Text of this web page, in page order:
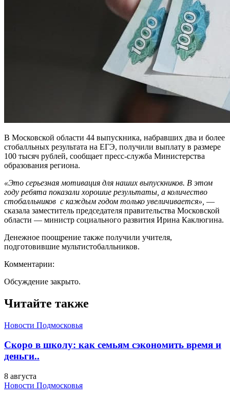
В Московской области 44 выпускника, набравших два и более
стобалльных результата на ЕГЭ, получили выплату в размере
100 тысяч рублей, сообщает пресс-служба Министерства
образования региона.
«Это серьезная мотивация для наших выпускников. В этом
году ребята показали хорошие результаты, а количество
стобалльников с каждым годом только увеличивается», —
сказала заместитель председателя правительства Московской
области — министр социального развития Ирина Каклюгина.
Денежное поощрение также получили учителя,
подготовившие мультистобалльников.
Комментарии:
Обсуждение закрыто.
Читайте также
Новости Подмосковья
Скоро в школу: как семьям сэкономить время и
деньги..
8 августа
Новости Подмосковья